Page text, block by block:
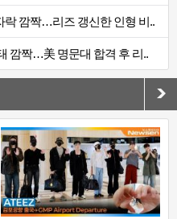
락 깜짝…리즈 갱신한 인형 비..
깜짝…美 명문대 합격 후 리..